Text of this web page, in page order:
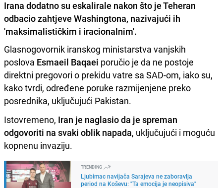
Irana dodatno su eskalirale nakon što je Teheran
odbacio zahtjeve Washingtona, nazivajući ih
'maksimalističkim i iracionalnim'.
Glasnogovornik iranskog ministarstva vanjskih
poslova Esmaeil Baqaei poručio je da ne postoje
direktni pregovori o prekidu vatre sa SAD-om, iako su,
kako tvrdi, određene poruke razmijenjene preko
posrednika, uključujući Pakistan.
Istovremeno, Iran je naglasio da je spreman
odgovoriti na svaki oblik napada, uključujući i moguću
kopnenu invaziju.
TRENDING
Ljubimac navijača Sarajeva ne zaboravlja
period na Koševu: "Ta emocija je neopisiva"